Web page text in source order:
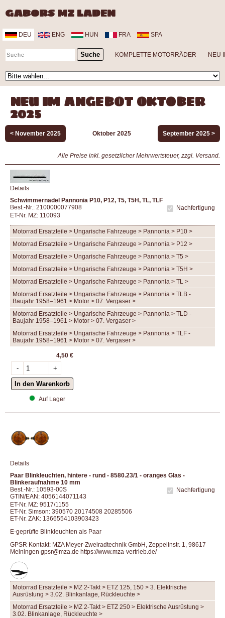
GABORS MZ LADEN
DEU ENG HUN FRA SPA
KOMPLETTE MOTORRÄDER NEU
NEU IM ANGEBOT OKTOBER
2025
< November 2025 Oktober 2025 September 2025 >
Alle Preise inkl. gesetzlicher Mehrwertsteuer, zzgl. Versand.
Details
Schwimmernadel Pannonia P10, P12, T5, T5H, TL, TLF
Nachfertigung
Best.-Nr.: 2100000077908
ET-Nr. MZ: 110093
Motorrad Ersatzteile > Ungarische Fahrzeuge > Pannonia > P10 >
Motorrad Ersatzteile > Ungarische Fahrzeuge > Pannonia > P12 >
Motorrad Ersatzteile > Ungarische Fahrzeuge > Pannonia > T5 >
Motorrad Ersatzteile > Ungarische Fahrzeuge > Pannonia > T5H >
Motorrad Ersatzteile > Ungarische Fahrzeuge > Pannonia > TL >
Motorrad Ersatzteile > Ungarische Fahrzeuge > Pannonia > TLB -
Baujahr 1958–1961 > Motor > 07. Vergaser >
Motorrad Ersatzteile > Ungarische Fahrzeuge > Pannonia > TLD -
Baujahr 1958–1961 > Motor > 07. Vergaser >
Motorrad Ersatzteile > Ungarische Fahrzeuge > Pannonia > TLF -
Baujahr 1958–1961 > Motor > 07. Vergaser >
4,50 €
Auf Lager
Details
Paar Blinkleuchten, hintere - rund - 8580.23/1 - oranges Glas -
Blinkeraufnahme 10 mm
Nachfertigung
Best.-Nr.: 10593-00S
GTIN/EAN: 4056144071143
ET-Nr. MZ: 9517/1155
ET-Nr. Simson: 390570 20174508 20285506
ET-Nr. ZAK: 1366554103903423
E-geprüfte Blinkleuchten als Paar
GPSR Kontakt: MZA Meyer-Zweiradtechnik GmbH, Zeppelinstr. 1, 98617
Meiningen gpsr@mza.de https://www.mza-vertrieb.de/
Motorrad Ersatzteile > MZ 2-Takt > ETZ 125, 150 > 3. Elektrische
Ausrüstung > 3.02. Blinkanlage, Rückleuchte >
Motorrad Ersatzteile > MZ 2-Takt > ETZ 250 > Elektrische Ausrüstung >
3.02. Blinkanlage, Rückleuchte >